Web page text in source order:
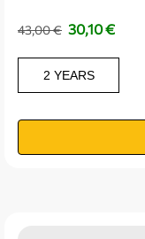
43,00€ 30,10€
2 YEARS